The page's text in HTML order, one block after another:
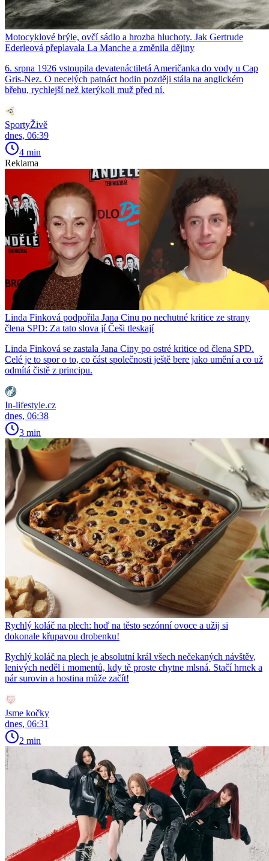
Motocyklové brýle, ovčí sádlo a hrozba hluchoty. Jak Gertrude
Ederleová přeplavala La Manche a změnila dějiny
6. srpna 1926 vstoupila devatenáctiletá Američanka do vody u Cap
Gris-Nez. O necelých patnáct hodin později stála na anglickém
břehu, rychlejší než kterýkoli muž před ní.
SportyŽivě
dnes, 06:39
4 min
Reklama
Linda Finková podpořila Jana Cinu po nechutné kritice ze strany
člena SPD: Za tato slova jí Češi tleskají
Linda Finková se zastala Jana Ciny po ostré kritice od člena SPD.
Celé je to spor o to, co část společnosti ještě bere jako umění a co už
odmítá čistě z principu.
In-lifestyle.cz
dnes, 06:38
3 min
Rychlý koláč na plech: hoď na těsto sezónní ovoce a užij si
dokonale křupavou drobenku!
Rychlý koláč na plech je absolutní král všech nečekaných návštěv,
lenivých neděl i momentů, kdy tě proste chytne mlsná. Stačí hrnek a
pár surovin a hostina může začít!
Jsme kočky
dnes, 06:31
2 min